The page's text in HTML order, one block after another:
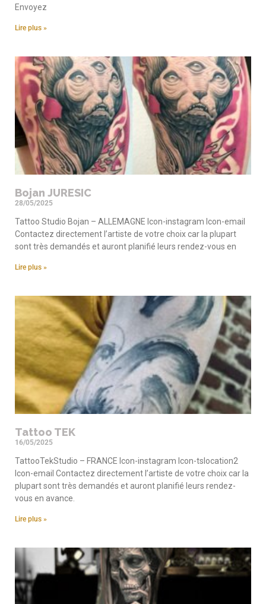
Envoyez
Lire plus »
Bojan JURESIC
28/05/2025
Tattoo Studio Bojan – ALLEMAGNE Icon-instagram Icon-email
Contactez directement l’artiste de votre choix car la plupart
sont très demandés et auront planifié leurs rendez-vous en
Lire plus »
Tattoo TEK
16/05/2025
TattooTekStudio – FRANCE Icon-instagram Icon-tslocation2
Icon-email Contactez directement l’artiste de votre choix car la
plupart sont très demandés et auront planifié leurs rendez-
vous en avance.
Lire plus »